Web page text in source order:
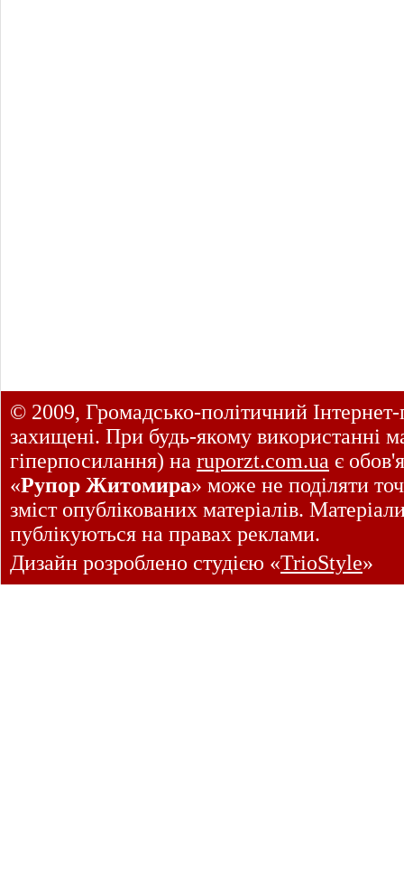
© 2009, Громадсько-політичний
захищені. При будь-якому використанні
гіперпосилання) на ruporzt.com.ua є
«Рупор Житомира» може не поділяти
зміст опублікованих матеріалів.
публікуються на правах реклами.
Дизайн розроблено студією «TrioStyle»